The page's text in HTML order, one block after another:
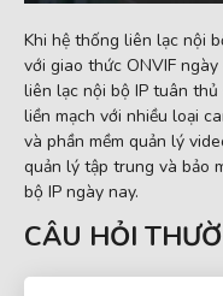
Khi hệ thống liên lạc nội
với giao thức ONVIF
liên lạc nội bộ IP tuân
liền mạch với nhiều loại
và phần mềm quản lý
quản lý tập trung và bảo
bộ IP ngày nay.
CÂU HỎI